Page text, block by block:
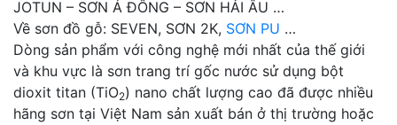
JOTUN – SƠN Á ĐÔNG – SƠN HẢI ÂU …
Về sơn đồ gỗ: SEVEN, SƠN 2K, SƠN PU …
Dòng sản phẩm với công nghệ mới nhất của thế giới
và khu vực là sơn trang trí gốc nước sử dụng bột
dioxit titan (TiO2) nano chất lượng cao đã được nhiều
hãng sơn tại Việt Nam sản xuất bán ở thị trường hoặc